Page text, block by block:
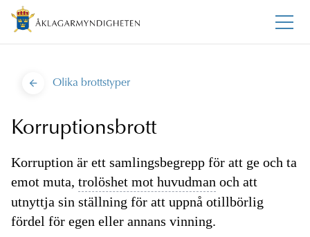
Olika brottstyper
Korruptionsbrott
Korruption är ett samlingsbegrepp för att ge och ta
emot muta, trolöshet mot huvudman och att
utnyttja sin ställning för att uppnå otillbörlig
fördel för egen eller annans vinning.